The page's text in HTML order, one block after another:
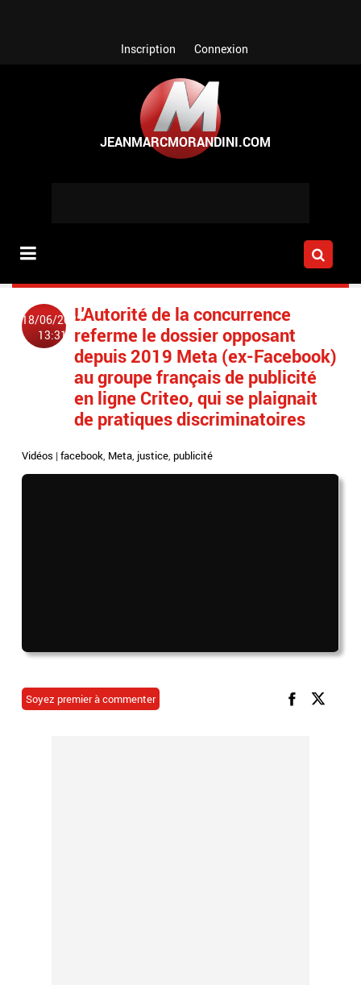
Inscription Connexion
18/06/2022
13:31
L'Autorité de la concurrence
referme le dossier opposant
depuis 2019 Meta (ex-Facebook)
au groupe français de publicité
en ligne Criteo, qui se plaignait
de pratiques discriminatoires
Vidéos |facebook, Meta, justice,publicité
Soyez premier à commenter